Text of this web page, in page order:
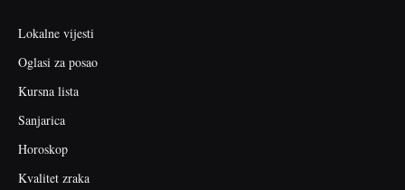
Lokalne vijesti
Oglasi za posao
Kursna lista
Sanjarica
Horoskop
Kvalitet zraka